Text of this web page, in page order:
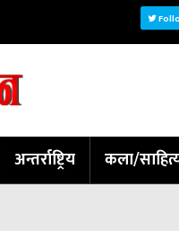
अन्तर्राष्ट्रिय कला/